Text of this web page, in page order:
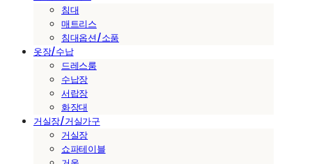
침대
매트리스
침대옵션/소품
옷장/수납
드레스룸
수납장
서랍장
화장대
거실장/거실가구
거실장
쇼파테이블